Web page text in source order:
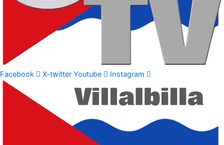
Facebook X-twitter Youtube Instagram